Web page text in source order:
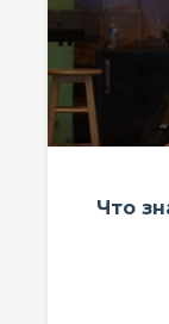
Что